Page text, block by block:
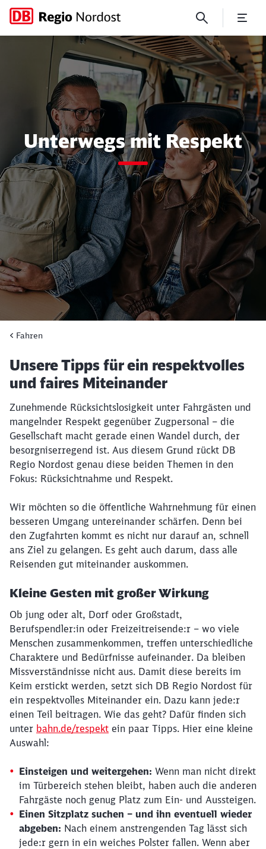
Barrierefrei unterwegs
Unterwegs mit Respekt
Fahren
Unsere Tipps für ein respektvolles
und faires Miteinander
Zunehmende Rücksichtslosigkeit unter Fahrgästen und
mangelnder Respekt gegenüber Zugpersonal – die
Gesellschaft macht gerade einen Wandel durch, der
besorgniserregend ist. Aus diesem Grund rückt DB
Regio Nordost genau diese beiden Themen in den
Fokus: Rücksichtnahme und Respekt.
Wir möchten so die öffentliche Wahrnehmung für einen
besseren Umgang untereinander schärfen. Denn bei
den Zugfahrten kommt es nicht nur darauf an, schnell
ans Ziel zu gelangen. Es geht auch darum, dass alle
Reisenden gut miteinander auskommen.
Kleine Gesten mit großer Wirkung
Ob jung oder alt, Dorf oder Großstadt,
Berufspendler:in oder Freizeitreisende:r – wo viele
Menschen zusammenkommen, treffen unterschiedliche
Charaktere und Bedürfnisse aufeinander. Da bleiben
Missverständnisse nicht aus. Damit diese bereits im
Keim erstickt werden, setzt sich DB Regio Nordost für
ein respektvolles Miteinander ein. Dazu kann jede:r
einen Teil beitragen. Wie das geht? Dafür finden sich
unter bahn.de/respekt ein paar Tipps. Hier eine kleine
Auswahl:
Einsteigen und weitergehen: Wenn man nicht direkt
im Türbereich stehen bleibt, haben auch die anderen
Fahrgäste noch genug Platz zum Ein- und Aussteigen.
Einen Sitzplatz suchen – und ihn eventuell wieder
abgeben: Nach einem anstrengenden Tag lässt sich
jede:r gern in ein weiches Polster fallen. Wenn aber
Schließen
Möchten Sie zuweitergeleitet
werden?
Abbrechen Weiter